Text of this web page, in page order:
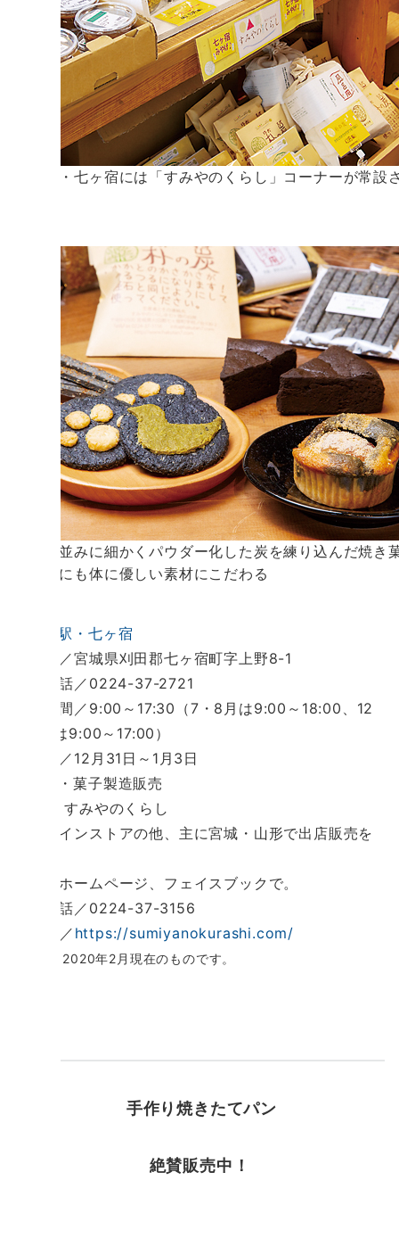
道の駅・七ヶ宿には「すみやのくらし」コーナーが常設
小麦粉並みに細かくパウダー化した炭を練り込んだ焼き
炭以外にも体に優しい素材にこだわる
道の駅・七ヶ宿
所在地／宮城県刈田郡七ヶ宿町字上野8-1
電 話／0224-37-2721
営業時間／9:00～17:30（7・8月は9:00～18:00、12
～3月は9:00～17:00）
定休日／12月31日～1月3日
■白炭・菓子製造販売
すみやのくらし
オンラインストアの他、主に宮城・山形で出店販売を
詳細はホームページ、フェイスブックで。
電 話／0224-37-3156
U R L ／ https://sumiyanokurashi.com/
※情報は2020年2月現在のものです。
手作り焼きたてパン
絶賛販売中！